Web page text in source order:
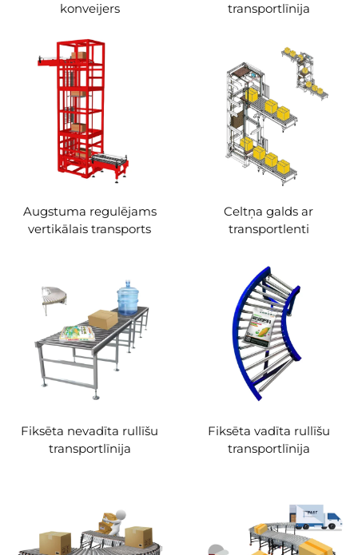
konveijers
transportlīnija
Augstuma regulējams
vertikālais transports
Celtņa galds ar
transportlenti
Fiksēta nevadīta rullīšu
transportlīnija
Fiksēta vadīta rullīšu
transportlīnija